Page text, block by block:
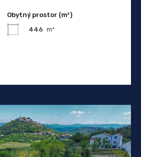
Obytný prostor (m²)
446 m²